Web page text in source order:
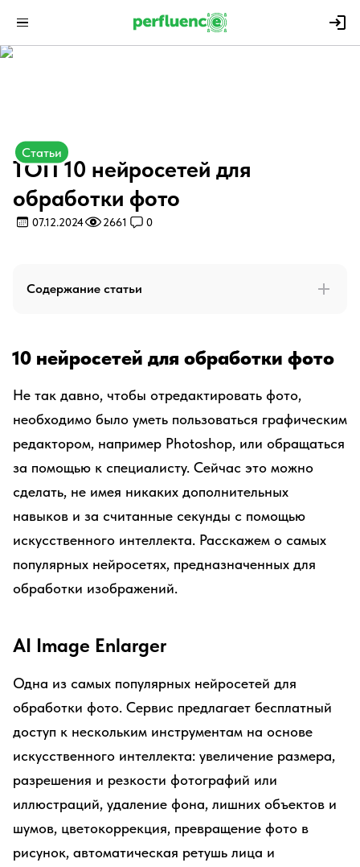
Статьи
ТОП 10 нейросетей для
обработки фото
07.12.2024 2661 0
Содержание статьи
10 нейросетей для обработки фото
Не так давно, чтобы отредактировать фото,
необходимо было уметь пользоваться графическим
редактором, например Photoshop, или обращаться
за помощью к специалисту. Сейчас это можно
сделать, не имея никаких дополнительных
навыков и за считанные секунды с помощью
искусственного интеллекта. Расскажем о самых
популярных нейросетях, предназначенных для
обработки изображений.
AI Image Enlarger
Одна из самых популярных нейросетей для
обработки фото. Сервис предлагает бесплатный
доступ к нескольким инструментам на основе
искусственного интеллекта: увеличение размера,
разрешения и резкости фотографий или
иллюстраций, удаление фона, лишних объектов и
шумов, цветокоррекция, превращение фото в
рисунок, автоматическая ретушь лица и